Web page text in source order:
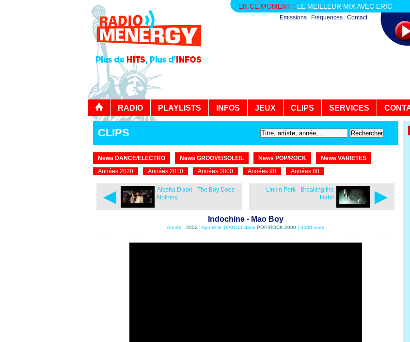
EN CE MOMENT : LE MEILLEUR MIX AVEC ERIC
Emissions Fréquences Contact
RADIO PLAYLISTS INFOS JEUX CLIPS SERVICES
CLIPS
News DANCE/ELECTRO News GROOVE/SOLEIL News POP/ROCK
News VARIETES
Années 2020
Années 2010 Années 2000 Années 90 Années 80
◄
Alesha Dixon - The Boy Does
Nothing
►
Linkin Park - Breaking the
Habit
Indochine - Mao Boy
Année : 2002 | Ajouté le 16/01/11 dans POP/ROCK 2000 | 4488 vues